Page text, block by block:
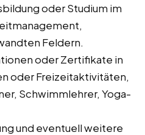
oder Studium im
Feldern.
oder Zertifikate in
oder Freizeitaktivitäten,
Schwimmlehrer, Yoga-
und eventuell weitere